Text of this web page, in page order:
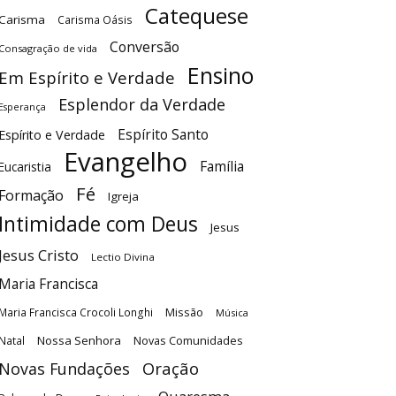
Carisma Oásis Catequese
Consagração de vida Conversão
Em Espírito e Verdade Ensino
Esperança Esplendor da Verdade
Espírito e Verdade Espírito Santo
Evangelho
Família
Formação
Fé Igreja
Intimidade com Deus Jesus
Jesus Cristo Lectio Divina
Maria Francisca
Maria Francisca Crocoli Longhi Missão Música
Natal Nossa Senhora Novas Comunidades
Novas Fundações Oração